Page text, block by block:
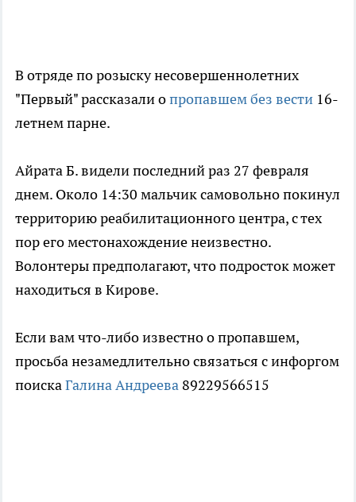
В отряде по розыску несовершеннолетних
"Первый" рассказали опропавшем без вести 16-
летнем парне.
Айрата Б. видели последний раз 27 февраля
днем. Около 14:30 мальчик самовольно покинул
территорию реабилитационного центра, с тех
пор его местонахождение неизвестно.
Волонтеры предполагают, что подросток может
находиться в Кирове.
Если вам что-либо известно о пропавшем,
просьба незамедлительно связаться с инфоргом
поискаГалина Андреева 89229566515